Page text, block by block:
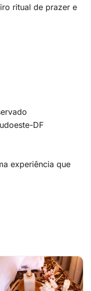
ritual de prazer e
DF
experiência que